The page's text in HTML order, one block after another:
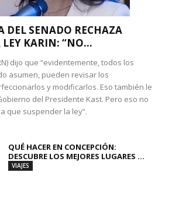
DEL SENADO RECHAZA
LEY KARIN: “NO...
dijo que “evidentemente, todos los
asumen, pueden revisar los
y modificarlos. Eso también le
del Presidente Kast. Pero eso no
que suspender la ley”.
QUÉ HACER EN CONCEPCIÓN:
DESCUBRE LOS MEJORES LUGARES ...
VIAJES